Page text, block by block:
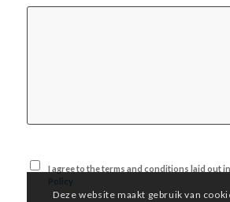
I agree to the terms and conditions laid out
Policy
Deze website maakt gebruik van